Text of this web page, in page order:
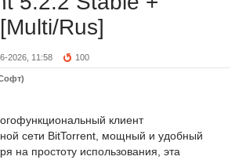
Rus]
2026, 11:58 100
клиент
сети BitTorrent, мощный и удобный
на простоту использования, эта